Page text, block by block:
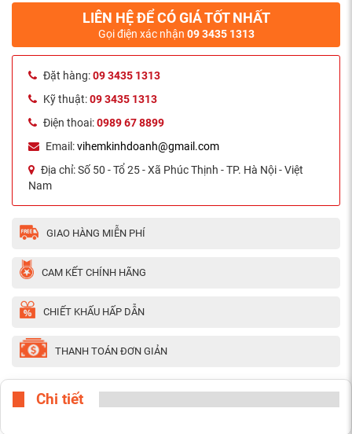
LIÊN HỆ ĐỂ CÓ GIÁ TỐT NHẤT
Gọi điện xác nhận 09 3435 1313
Đặt hàng:09 3435 1313
Kỹ thuật:09 3435 1313
Điện thoai:0989 67 8899
Email:vihemkinhdoanh@gmail.com
Địa chỉ:Số 50 - Tổ 25 - Xã Phúc Thịnh - TP. Hà Nội - Việt
Nam
GIAO HÀNG MIỄN PHÍ
CAM KẾT CHÍNH HÃNG
CHIẾT KHẤU HẤP DẪN
THANH TOÁN ĐƠN GIẢN
Chi tiết